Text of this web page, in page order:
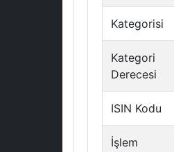
Kategorisi
Kategori
Derecesi
ISIN Kodu
İşlem